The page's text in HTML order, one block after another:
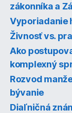
zákonníka a
Vyporiadanie
Živnosť vs.
Ako
komplexný
Rozvod
bývanie
Diaľničná